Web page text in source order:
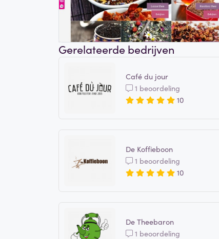
Gerelateerde bedrijven
Café du jour
1 beoordeling
10
De Koffieboon
1 beoordeling
10
De Theebaron
1 beoordeling